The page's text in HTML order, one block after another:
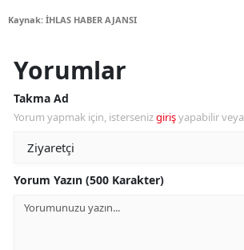
Kaynak: İHLAS HABER AJANSI
Yorumlar
Takma Ad
Yorum yapmak için, istersenizgirişyapabilir veya
Yorum Yazın (500 Karakter)